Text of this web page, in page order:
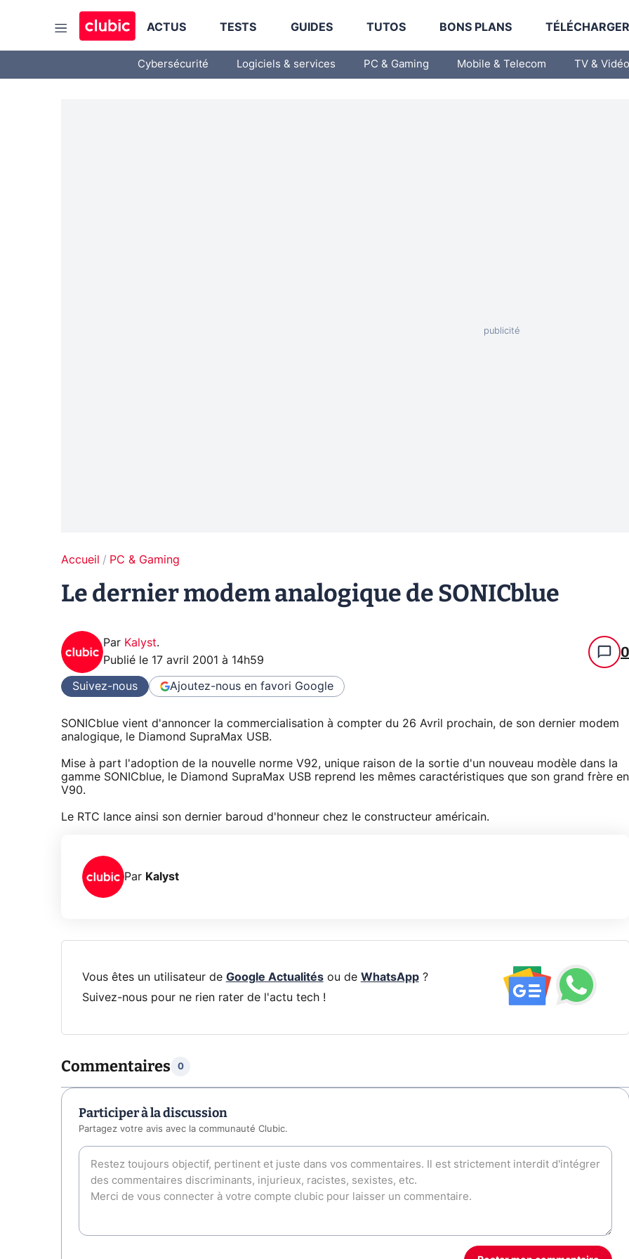
ACTUS TESTS GUIDES TUTOS BONS PLANS
Cybersécurité Logiciels & services PC & Gaming Mobile & Telecom TV & Vidéo
Accueil PC & Gaming
Le dernier modem analogique de SONICblue
Par Kalyst.
Publié le 17 avril 2001 à 14h59 0
Suivez-nous Ajoutez-nous en favori Google
SONICblue vient d'annoncer la commercialisation à compter du 26 Avril prochain, de son dernier modem
analogique, le Diamond SupraMax USB.
Mise à part l'adoption de la nouvelle norme V92, unique raison de la sortie d'un nouveau modèle dans la
gamme SONICblue, le Diamond SupraMax USB reprend les mêmes caractéristiques que son grand frère en
V90.
Le RTC lance ainsi son dernier baroud d'honneur chez le constructeur américain.
Par Kalyst
Vous êtes un utilisateur de Google Actualitésou de WhatsApp?
Suivez-nous pour ne rien rater de l'actu tech !
Commentaires 0
Participer à la discussion
Partagez votre avis avec la communauté Clubic.